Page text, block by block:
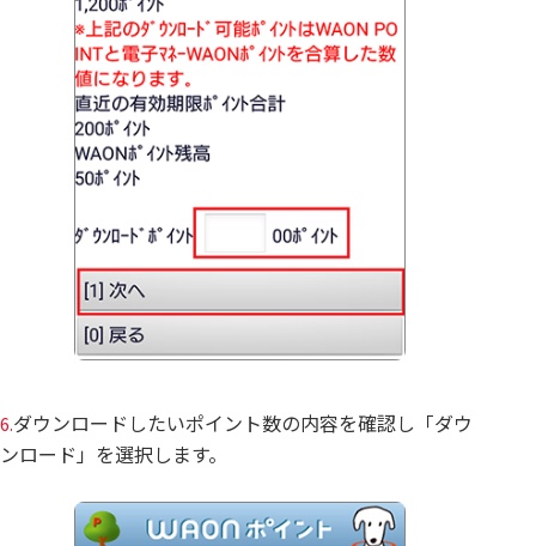
6.ダウンロードしたいポイント数の内容を確認し「ダウ
ンロード」を選択します。